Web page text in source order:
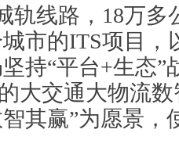
轨线路，18万多
市的ITS项目，
持“平台+生态”
大交通大物流
其赢”为愿景，